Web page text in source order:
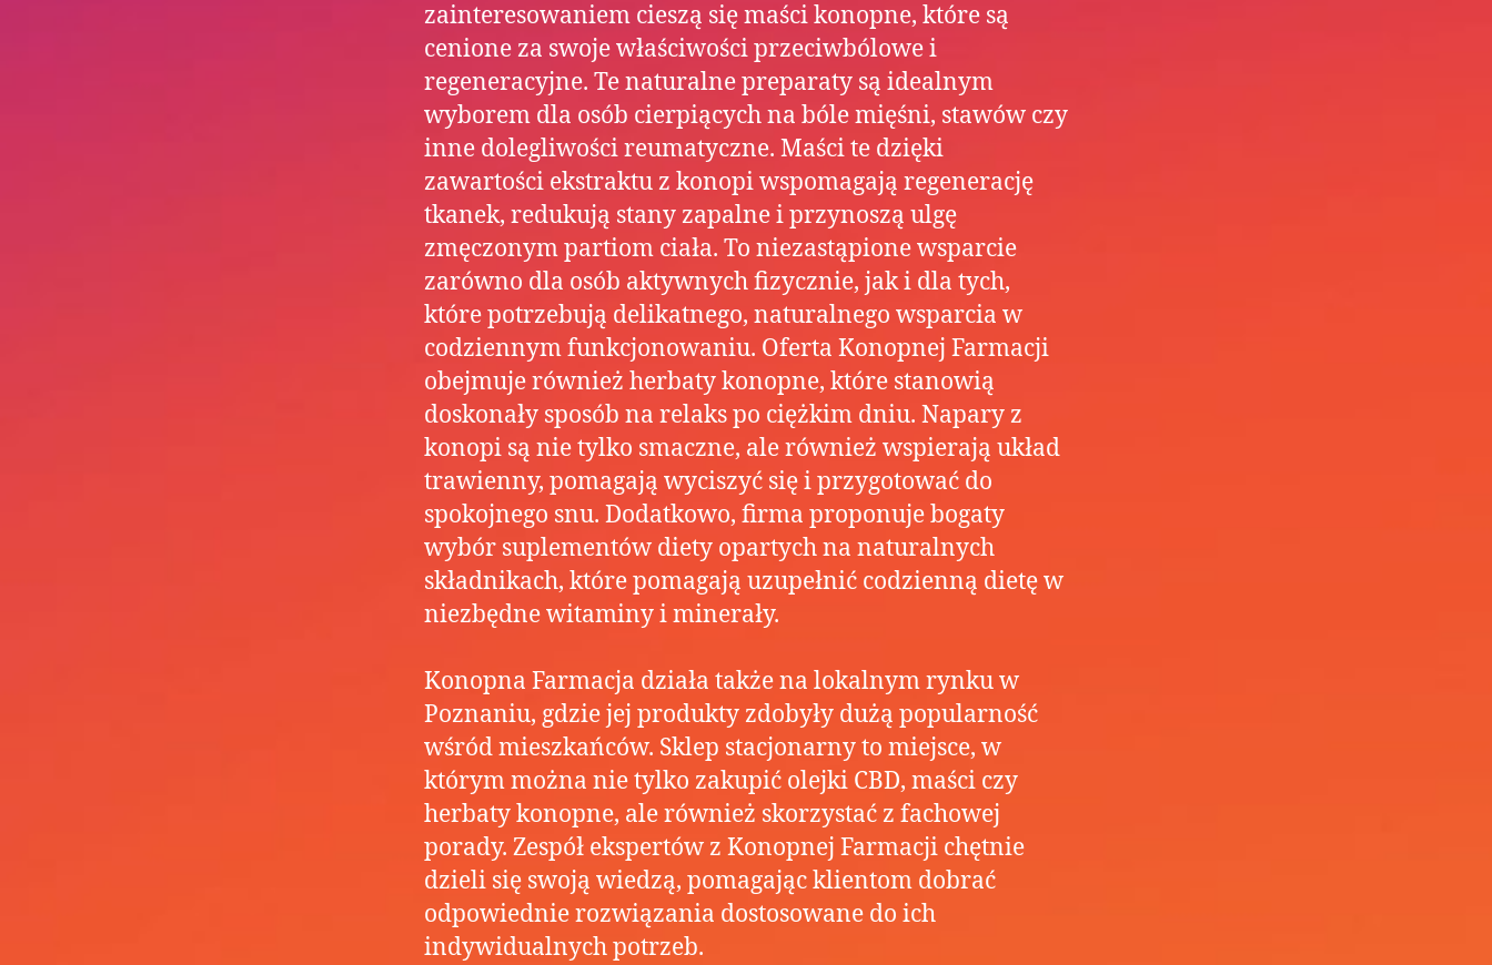
zainteresowaniem cieszą się maści konopne, które są
cenione za swoje właściwości przeciwbólowe i
regeneracyjne. Te naturalne preparaty są idealnym
wyborem dla osób cierpiących na bóle mięśni, stawów czy
inne dolegliwości reumatyczne. Maści te dzięki
zawartości ekstraktu z konopi wspomagają regenerację
tkanek, redukują stany zapalne i przynoszą ulgę
zmęczonym partiom ciała. To niezastąpione wsparcie
zarówno dla osób aktywnych fizycznie, jak i dla tych,
które potrzebują delikatnego, naturalnego wsparcia w
codziennym funkcjonowaniu. Oferta Konopnej Farmacji
obejmuje również herbaty konopne, które stanowią
doskonały sposób na relaks po ciężkim dniu. Napary z
konopi są nie tylko smaczne, ale również wspierają układ
trawienny, pomagają wyciszyć się i przygotować do
spokojnego snu. Dodatkowo, firma proponuje bogaty
wybór suplementów diety opartych na naturalnych
składnikach, które pomagają uzupełnić codzienną dietę w
niezbędne witaminy i minerały.
Konopna Farmacja działa także na lokalnym rynku w
Poznaniu, gdzie jej produkty zdobyły dużą popularność
wśród mieszkańców. Sklep stacjonarny to miejsce, w
którym można nie tylko zakupić olejki CBD, maści czy
herbaty konopne, ale również skorzystać z fachowej
porady. Zespół ekspertów z Konopnej Farmacji chętnie
dzieli się swoją wiedzą, pomagając klientom dobrać
odpowiednie rozwiązania dostosowane do ich
indywidualnych potrzeb.